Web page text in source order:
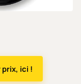
prix, ici !